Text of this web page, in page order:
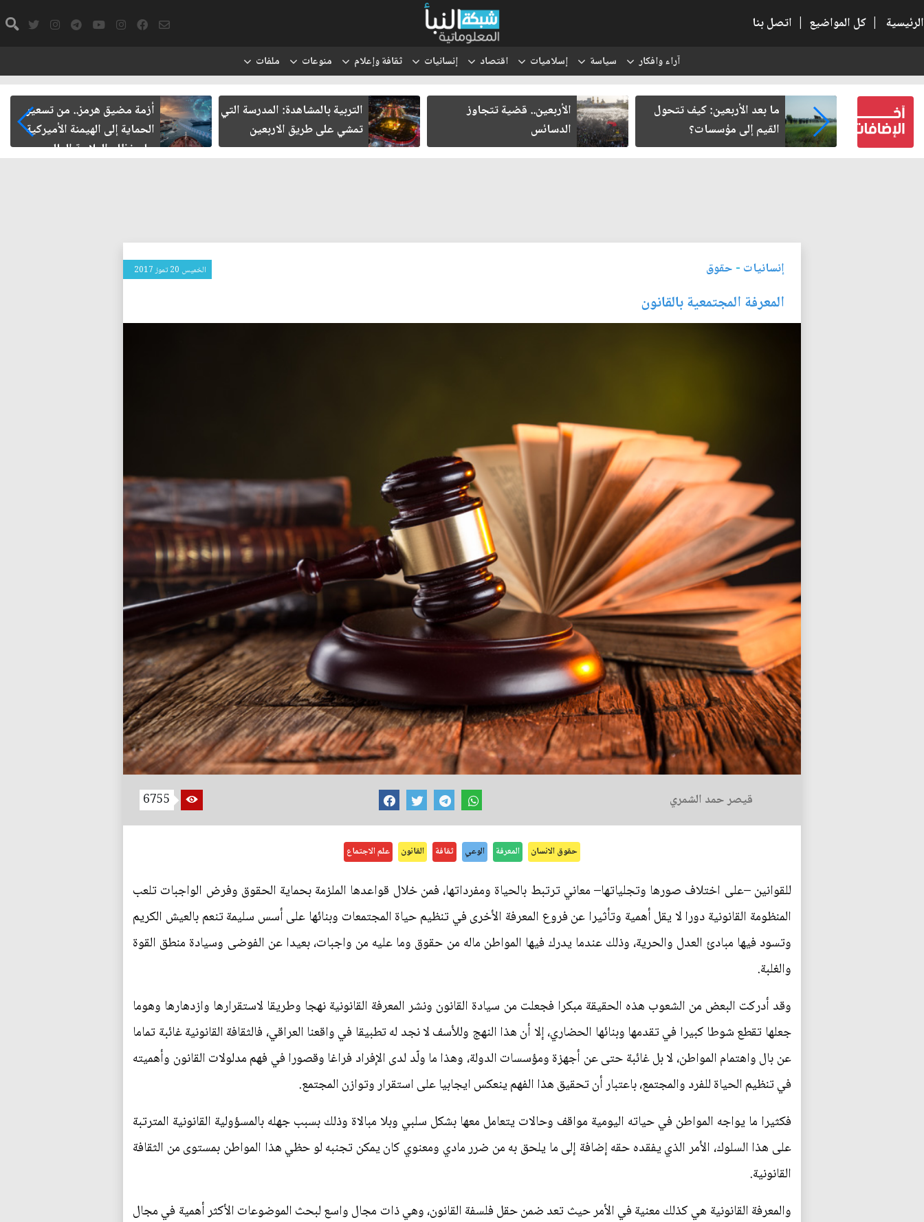
الرئيسية | كل المواضيع | اتصل بنا
آراء وافكار سياسة إسلاميات اقتصاد إنسانيات ثقافة وإعلام منوعات ملفات
من سلطة
في وعي النهضة
ما بعد الأربعين: كيف تتحول
القيم إلى مؤسسات؟
الأربعين.. قضية تتجاوز
الدسائس
التربية بالمشاهدة: المدرسة التي
تمشي على طريق الاربعين
أزمة مضيق هرمز.. من تسعير
الحماية إلى الهيمنة الأميركية
على نظام الملاحة العالمي
إنسانيات - حقوق الخميس 20 تموز 2017
المعرفة المجتمعية بالقانون
قيصر حمد الشمري 6755
حقوق الانسان المعرفة الوعي ثقافة القانون علم الاجتماع
للقوانين –على اختلاف صورها وتجلياتها– معاني ترتبط بالحياة ومفرداتها، فمن خلال قواعدها الملزمة بحماية الحقوق وفرض الواجبات تلعب
المنظومة القانونية دورا لا يقل أهمية وتأثيرا عن فروع المعرفة الأخرى في تنظيم حياة المجتمعات وبنائها على أسس سليمة تنعم بالعيش الكريم
وتسود فيها مبادئ العدل والحرية، وذلك عندما يدرك فيها المواطن ماله من حقوق وما عليه من واجبات، بعيدا عن الفوضى وسيادة منطق القوة
والغلبة.
وقد أدركت البعض من الشعوب هذه الحقيقة مبكرا فجعلت من سيادة القانون ونشر المعرفة القانونية نهجا وطريقا لاستقرارها وازدهارها وهوما
جعلها تقطع شوطا كبيرا في تقدمها وبنائها الحضاري، إلا أن هذا النهج وللأسف لا نجد له تطبيقا في واقعنا العراقي، فالثقافة القانونية غائبة تماما
عن بال واهتمام المواطن، لا بل غائبة حتى عن أجهزة ومؤسسات الدولة، وهذا ما ولّد لدى الإفراد فراغا وقصورا في فهم مدلولات القانون وأهميته
في تنظيم الحياة للفرد والمجتمع، باعتبار أن تحقيق هذا الفهم ينعكس ايجابيا على استقرار وتوازن المجتمع.
فكثيرا ما يواجه المواطن في حياته اليومية مواقف وحالات يتعامل معها بشكل سلبي وبلا مبالاة وذلك بسبب جهله بالمسؤولية القانونية المترتبة
على هذا السلوك، الأمر الذي يفقده حقه إضافة إلى ما يلحق به من ضرر مادي ومعنوي كان يمكن تجنبه لو حظي هذا المواطن بمستوى من الثقافة
القانونية.
والمعرفة القانونية هي كذلك معنية في الأمر حيث تعد ضمن حقل فلسفة القانون، وهي ذات مجال واسع لبحث الموضوعات الأكثر أهمية في مجال